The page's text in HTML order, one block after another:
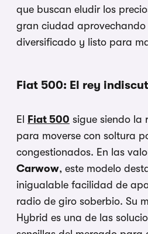
que buscan eludir los
gran ciudad aprovechando
diversificado y listo para
Fiat 500: El rey
El Fiat 500 sigue siendo la
para moverse con soltura
congestionados. En las
Carwow, este modelo
inigualable facilidad de
radio de giro soberbio. Su
Hybrid es una de las